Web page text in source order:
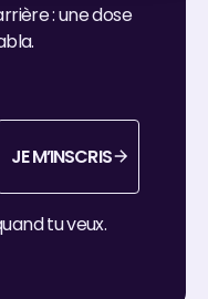
: une dose
je m’inscris
JE M’INSCRIS
tu veux.